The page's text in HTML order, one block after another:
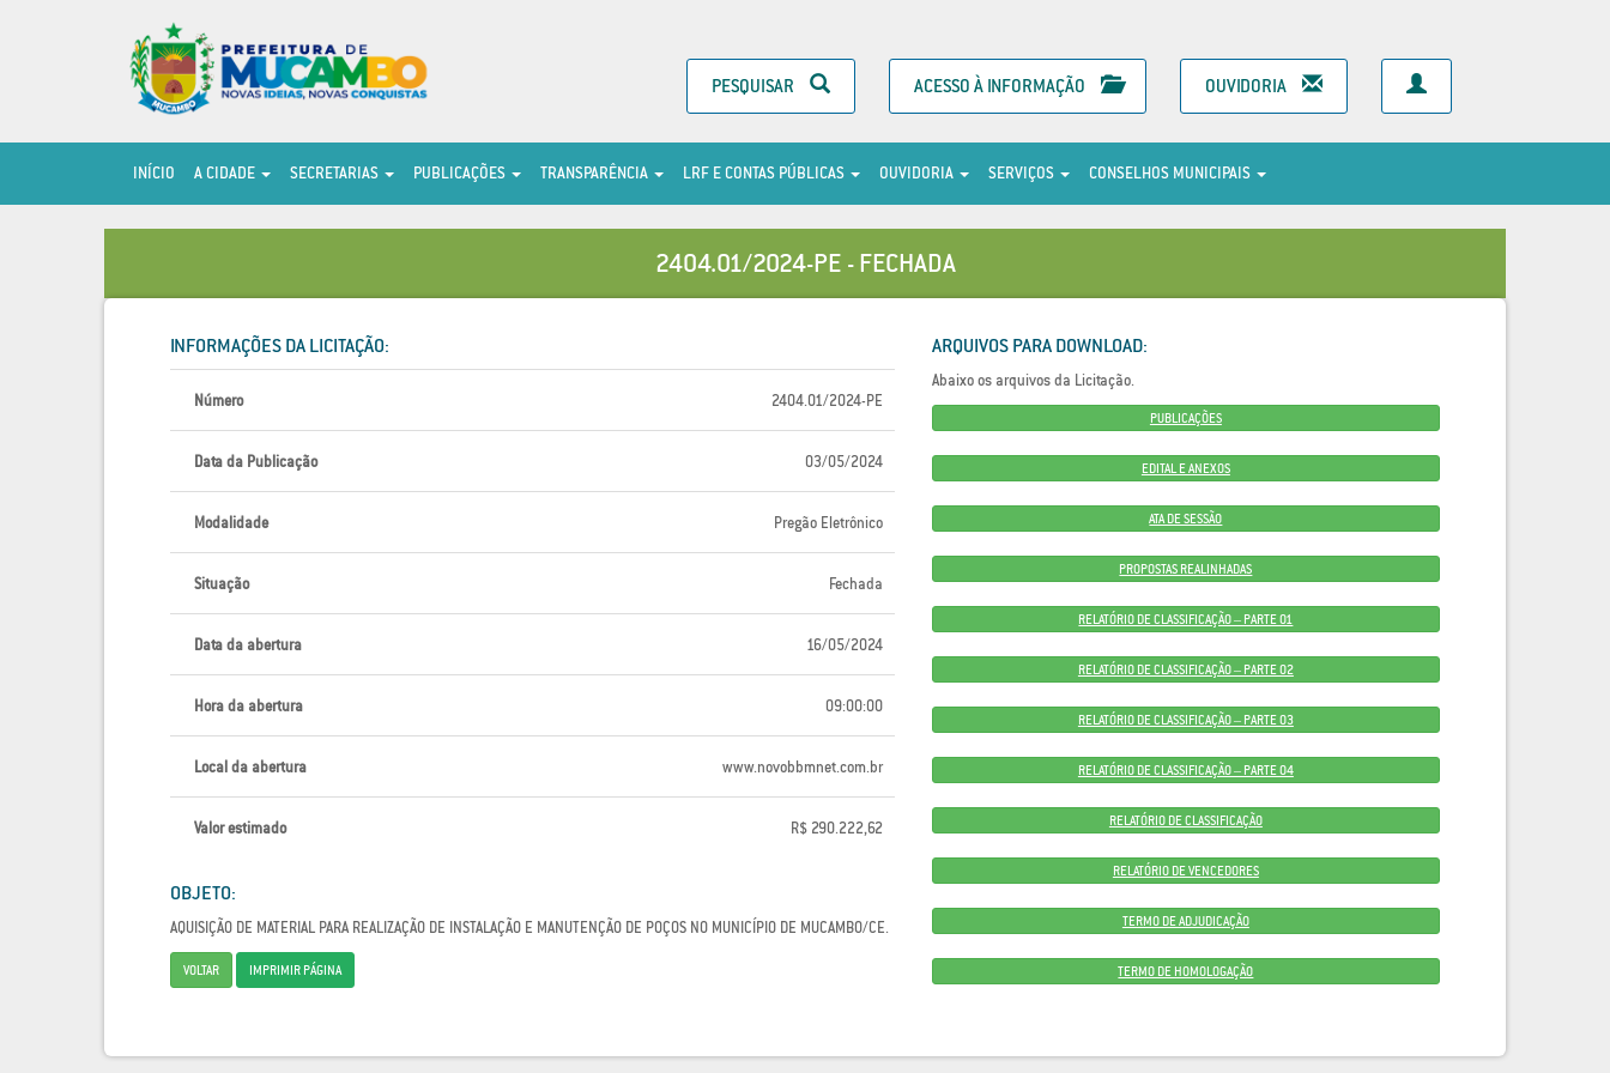
PESQUISAR ACESSO À INFORMAÇÃO OUVIDORIA
INÍCIO A CIDADE SECRETARIAS PUBLICAÇÕES TRANSPARÊNCIA LRF E CONTAS PÚBLICAS OUVIDORIA SERVIÇOS CONSELHOS MUNICIPAIS
2404.01/2024-PE - FECHADA
INFORMAÇÕES DA LICITAÇÃO:
Número 2404.01/2024-PE
Data da Publicação 03/05/2024
Modalidade Pregão Eletrônico
Situação Fechada
Data da abertura 16/05/2024
Hora da abertura 09:00:00
Local da abertura www.novobbmnet.com.br
Valor estimado R$ 290.222,62
OBJETO:
AQUISIÇÃO DE MATERIAL PARA REALIZAÇÃO DE INSTALAÇÃO E MANUTENÇÃO DE POÇOS NO MUNICÍPIO DE MUCAMBO/CE.
VOLTAR IMPRIMIR PÁGINA
ARQUIVOS PARA DOWNLOAD:
Abaixo os arquivos da Licitação.
PUBLICAÇÕES
EDITAL E ANEXOS
ATA DE SESSÃO
PROPOSTAS REALINHADAS
RELATÓRIO DE CLASSIFICAÇÃO – PARTE 01
RELATÓRIO DE CLASSIFICAÇÃO – PARTE 02
RELATÓRIO DE CLASSIFICAÇÃO – PARTE 03
RELATÓRIO DE CLASSIFICAÇÃO – PARTE 04
RELATÓRIO DE CLASSIFICAÇÃO
RELATÓRIO DE VENCEDORES
TERMO DE ADJUDICAÇÃO
TERMO DE HOMOLOGAÇÃO